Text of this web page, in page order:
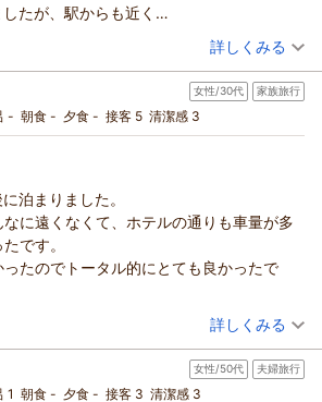
たが、駅からも近く
（投稿日：2026/07/29）
泊 (子連れ旅行)
代)
◆ファミリープラン】［食事なし］ 小学生以下な
を、楽しくお得に。
ツイン 食事なし
円(大人一人あたり/税込)
詳しくみる
女性/30代 家族旅行
- 朝食 - 夕食 - 接客 5 清潔感 3
泊まりました。
に遠くなくて、ホテルの通りも車量が多
です。
たのでトータル的にとても良かったで
（投稿日：2026/07/28）
泊 (家族旅行)
◆ファミリープラン】［食事なし］ 小学生以下な
詳しくみる
女性/50代 夫婦旅行
1 朝食 - 夕食 - 接客 3 清潔感 3